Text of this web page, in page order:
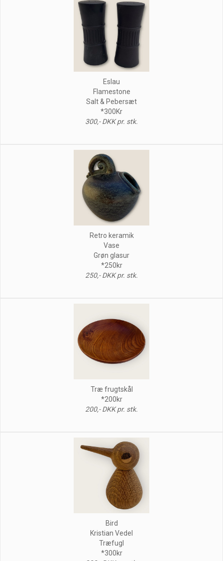
Eslau
Flamestone
Salt & Pebersæt
*300Kr
300,- DKK pr. stk.
Retro keramik
Vase
Grøn glasur
*250kr
250,- DKK pr. stk.
Træ frugtskål
*200kr
200,- DKK pr. stk.
Bird
Kristian Vedel
Træfugl
*300kr